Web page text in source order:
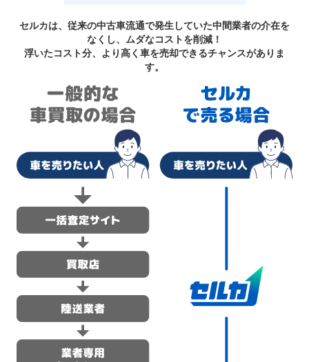
セルカは、従来の中古車流通で発生していた中間業者の介在を
なくし、ムダなコストを削減！
浮いたコスト分、より高く車を売却できるチャンスがありま
す。